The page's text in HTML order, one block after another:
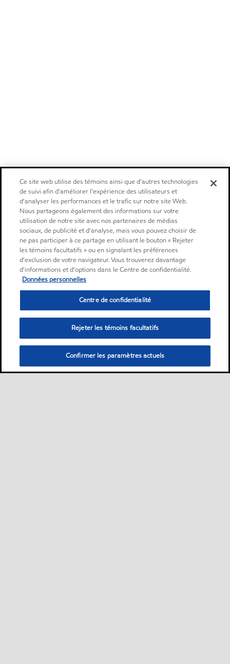
Ce site web utilise des témoins ainsi que d'autres technologies
de suivi afin d'améliorer l'expérience des utilisateurs et
d'analyser les performances et le trafic sur notre site Web.
Nous partageons également des informations sur votre
utilisation de notre site avec nos partenaires de médias
sociaux, de publicité et d'analyse, mais vous pouvez choisir de
ne pas participer à ce partage en utilisant le bouton « Rejeter
les témoins facultatifs » ou en signalant les préférences
d'exclusion de votre navigateur. Vous trouverez davantage
d'informations et d'options dans le Centre de confidentialité.
Données personnelles
Centre de confidentialité
Rejeter les témoins facultatifs
Confirmer les paramètres actuels